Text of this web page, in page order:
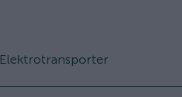
Elektrotransporter